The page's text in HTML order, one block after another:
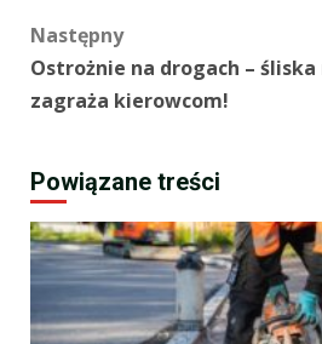
Następny
Ostrożnie na drogach –
zagraża kierowcom!
Powiązane treści